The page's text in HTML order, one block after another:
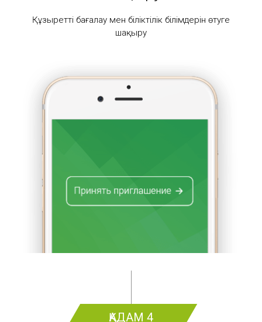
Құзыретті бағалау мен біліктілік білімдерін өтуге
шақыру
ҚАДАМ 4